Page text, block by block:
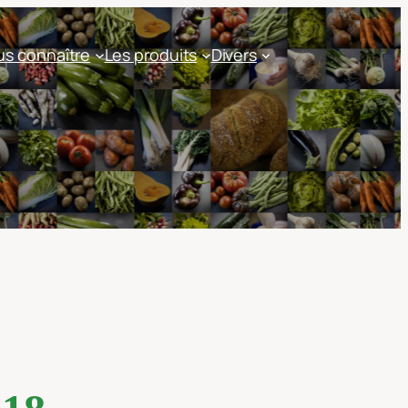
connaître Les produits Divers